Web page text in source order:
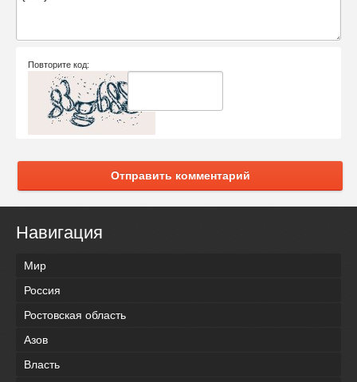
Повторите код:
Отправить комментарий
Навигация
Мир
Россия
Ростовская область
Азов
Власть